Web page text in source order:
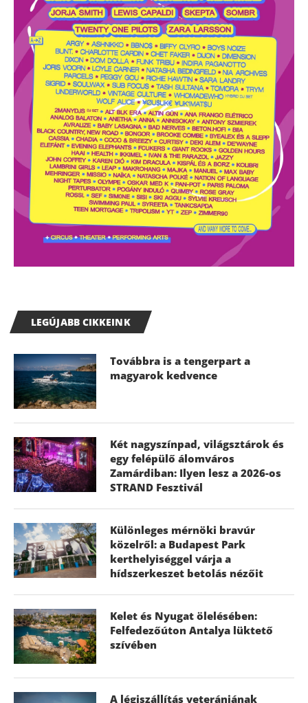
LEGÚJABB CIKKEINK
Továbbra is a tengerpart a
magyarok kedvence
Két nagyszínpad, világsztárok és
egy felépülő álomváros
Zamárdiban: Ilyen lesz a 2026-os
STRAND Fesztivál
Különleges mérnöki bravúr
közelről: a Budapest Park
kerthelyiséggel várja a
hídszerkeszet betolás nézőit
Kelet és Nyugat ölelésében:
Felfedezőúton Antalya lüktető
szívében
A légiszállítás veteránjának